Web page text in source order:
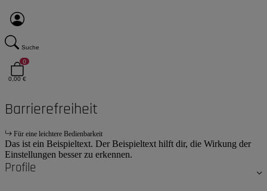
Suche
0
0,00 €
Barrierefreiheit
Für eine leichtere Bedienbarkeit
Das ist ein Beispieltext. Der Beispieltext hilft dir, die Wirkung der
Einstellungen besser zu erkennen.
Profile